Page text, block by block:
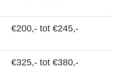
€200,- tot €245,-
€325,- tot €380,-